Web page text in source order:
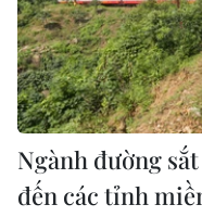
Ngành đường
đến các tỉnh